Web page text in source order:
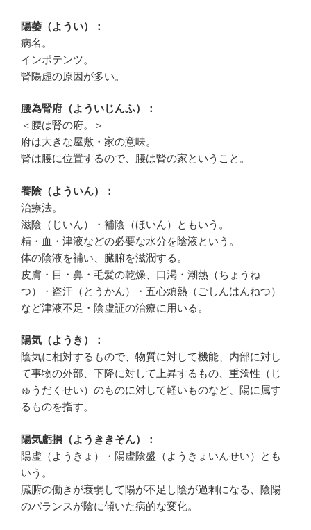
陽萎（ようい）：
病名。
インポテンツ。
腎陽虚の原因が多い。
腰為腎府（よういじんふ）：
＜腰は腎の府。＞
府は大きな屋敷・家の意味。
腎は腰に位置するので、腰は腎の家ということ。
養陰（よういん）：
治療法。
滋陰（じいん）・補陰（ほいん）ともいう。
精・血・津液などの必要な水分を陰液という。
体の陰液を補い、臓腑を滋潤する。
皮膚・目・鼻・毛髪の乾燥、口渇・潮熱（ちょうね
つ）・盗汗（とうかん）・五心煩熱（ごしんはんねつ）
など津液不足・陰虚証の治療に用いる。
陽気（ようき）：
陰気に相対するもので、物質に対して機能、内部に対し
て事物の外部、下降に対して上昇するもの、重濁性（じ
ゅうだくせい）のものに対して軽いものなど、陽に属す
るものを指す。
陽気虧損（ようききそん）：
陽虚（ようきょ）・陽虚陰盛（ようきょいんせい）とも
いう。
臓腑の働きが衰弱して陽が不足し陰が過剰になる、陰陽
のバランスが陰に傾いた病的な変化。